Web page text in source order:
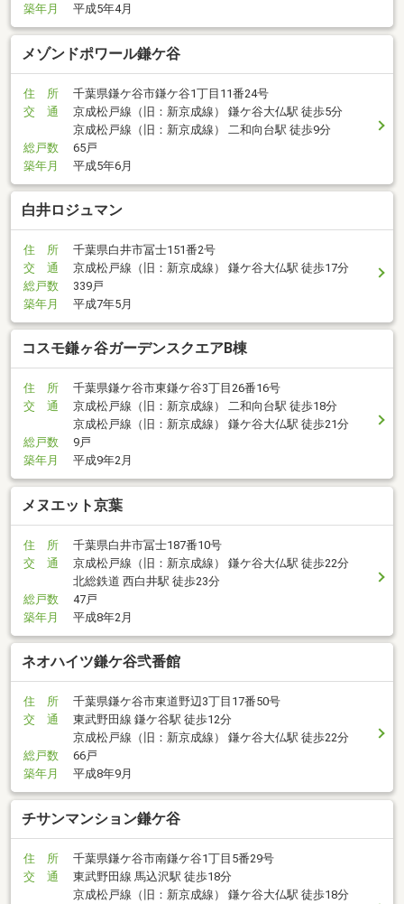
築年月
平成5年4月
メゾンドポワール鎌ケ谷
住 所
千葉県鎌ケ谷市鎌ケ谷1丁目11番24号
交 通
京成松戸線（旧：新京成線） 鎌ケ谷大仏駅 徒歩5分
京成松戸線（旧：新京成線） 二和向台駅 徒歩9分
総戸数
65戸
築年月
平成5年6月
白井ロジュマン
住 所
千葉県白井市冨士151番2号
交 通
京成松戸線（旧：新京成線） 鎌ケ谷大仏駅 徒歩17分
総戸数
339戸
築年月
平成7年5月
コスモ鎌ヶ谷ガーデンスクエアB棟
住 所
千葉県鎌ケ谷市東鎌ケ谷3丁目26番16号
交 通
京成松戸線（旧：新京成線） 二和向台駅 徒歩18分
京成松戸線（旧：新京成線） 鎌ケ谷大仏駅 徒歩21分
総戸数
9戸
築年月
平成9年2月
メヌエット京葉
住 所
千葉県白井市冨士187番10号
交 通
京成松戸線（旧：新京成線） 鎌ケ谷大仏駅 徒歩22分
北総鉄道 西白井駅 徒歩23分
総戸数
47戸
築年月
平成8年2月
ネオハイツ鎌ケ谷弐番館
住 所
千葉県鎌ケ谷市東道野辺3丁目17番50号
交 通
東武野田線 鎌ケ谷駅 徒歩12分
京成松戸線（旧：新京成線） 鎌ケ谷大仏駅 徒歩22分
総戸数
66戸
築年月
平成8年9月
チサンマンション鎌ケ谷
住 所
千葉県鎌ケ谷市南鎌ケ谷1丁目5番29号
交 通
東武野田線 馬込沢駅 徒歩18分
京成松戸線（旧：新京成線） 鎌ケ谷大仏駅 徒歩18分